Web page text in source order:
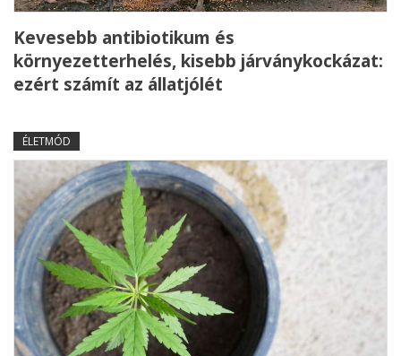
Kevesebb antibiotikum és
környezetterhelés, kisebb járványkockázat:
ezért számít az állatjólét
ÉLETMÓD